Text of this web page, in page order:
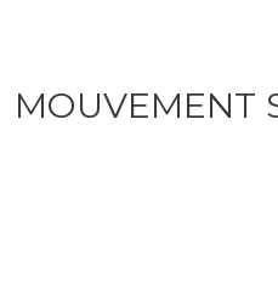
MOUVEMENT